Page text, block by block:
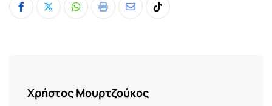
Whatsapp
Print
ShareTiktok
Χρήστος Μουρτζούκος